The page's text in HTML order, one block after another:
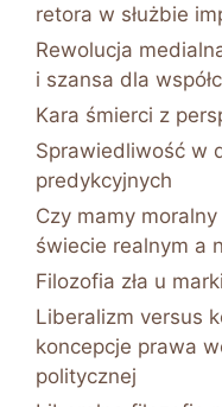
retora w służbie
Rewolucja
i szansa dla
Kara śmierci z
Sprawiedliwość w
predykcyjnych
Czy mamy
świecie realnym a
Filozofia zła u
Liberalizm versus
koncepcje prawa
politycznej